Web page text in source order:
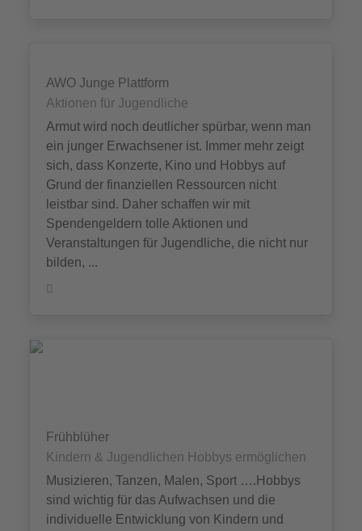
AWO Junge Plattform
Aktionen für Jugendliche
Armut wird noch deutlicher spürbar, wenn man
ein junger Erwachsener ist. Immer mehr zeigt
sich, dass Konzerte, Kino und Hobbys auf
Grund der finanziellen Ressourcen nicht
leistbar sind. Daher schaffen wir mit
Spendengeldern tolle Aktionen und
Veranstaltungen für Jugendliche, die nicht nur
bilden, ...
Frühblüher
Kindern & Jugendlichen Hobbys ermöglichen
Musizieren, Tanzen, Malen, Sport ….Hobbys
sind wichtig für das Aufwachsen und die
individuelle Entwicklung von Kindern und